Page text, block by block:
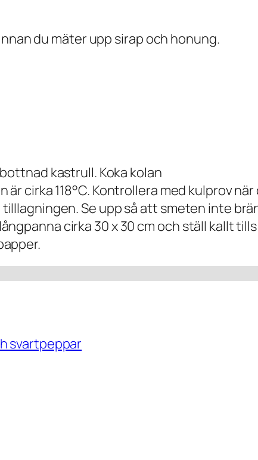
du mäter upp sirap och honung.
kastrull. Koka kolan
cirka 118°C. Kontrollera med kulprov
Se upp så att smeten inte
cirka 30 x 30 cm och ställ kallt
svartpeppar